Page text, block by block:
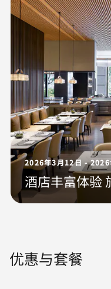
2026年3月12日 -
酒店丰富体验
优惠与套餐